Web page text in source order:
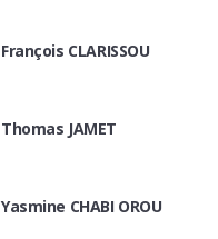
François CLARISSOU
Thomas JAMET
Yasmine CHABI OROU